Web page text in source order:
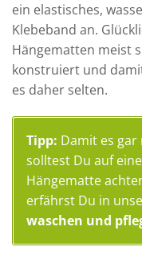
ein elastisches,
Klebeband an.
Hängematten meist
konstruiert und
es daher selten.
Tipp: Damit es
solltest Du auf
Hängematte
erfährst Du in
waschen und